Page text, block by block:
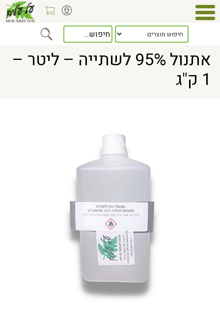
> אתנול 95% לשתייה – ליטר – 1 ק"ג
אתנול 95% לשתייה – ליטר –
1 ק"ג